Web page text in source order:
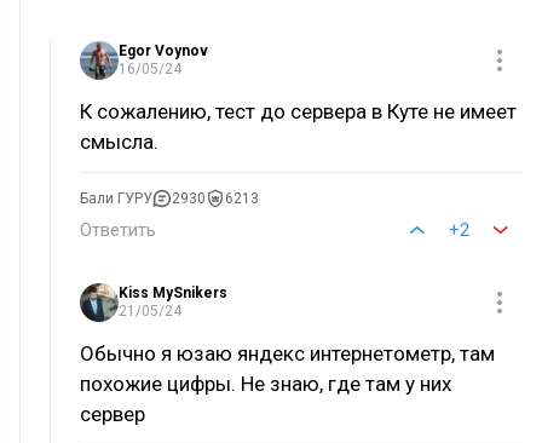
Egor Voynov
16/05/24
К сожалению, тест до сервера в Куте не имеет
смысла.
Бали ГУРУ 2930 6213
Ответить +2
Kiss MySnikers
21/05/24
Обычно я юзаю яндекс интернетометр, там
похожие цифры. Не знаю, где там у них
сервер